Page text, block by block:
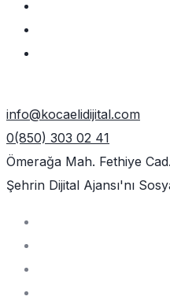
info@kocaelidijital.com
0(850) 303 02 41
Ömerağa Mah. Fethiye
Şehrin Dijital Ajansı'nı